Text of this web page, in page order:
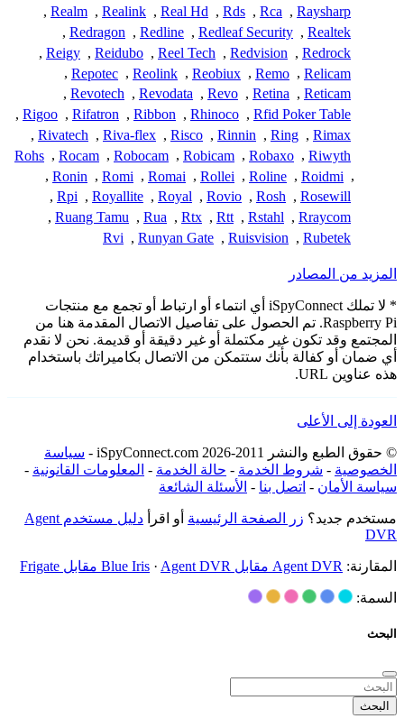
Raysharp
,
Rca
,
Rds
,
Real Hd
,
Realink
,
Realm
,
Realtek
,
Redleaf Security
,
Redline
,
Redragon
,
Redrock
,
Redvision
,
Reel Tech
,
Reidubo
,
Reigy
,
Relicam
,
Remo
,
Reobiux
,
Reolink
,
Repotec
,
Reticam
,
Retina
,
Revo
,
Revodata
,
Revotech
,
Rfid Poker Table
,
Rhinoco
,
Ribbon
,
Rifatron
,
Rigoo
,
Rimax
,
Ring
,
Rinnin
,
Risco
,
Riva-flex
,
Rivatech
,
Riwyth
,
Robaxo
,
Robicam
,
Robocam
,
Rocam
,
Rohs
,
Roidmi
,
Roline
,
Rollei
,
Romai
,
Romi
,
Ronin
,
Rosewill
,
Rosh
,
Rovio
,
Royal
,
Royallite
,
Rpi
,
Rraycom
,
Rstahl
,
Rtt
,
Rtx
,
Rua
,
Ruang Tamu
,
Rubetek
,
Ruisvision
,
Runyan Gate
,
Rvi
المزيد من المصادر
* لا تملك iSpyConnect أي انتماء أو ارتباط أو تجمع مع منتجات
Raspberry Pi. تم الحصول على تفاصيل الاتصال المقدمة هنا من
المجتمع وقد تكون غير مكتملة أو غير دقيقة أو قديمة. نحن لا نقدم
أي ضمان أو كفالة بأنك ستتمكن من الاتصال بكاميراتك باستخدام
هذه عناوين URL.
العودة إلى الأعلى
© حقوق الطبع والنشر 2011-2026 iSpyConnect.com -
سياسة
الخصوصية - شروط الخدمة - حالة الخدمة - المعلومات القانونية -
سياسة الأمان - اتصل بنا - الأسئلة الشائعة
مستخدم جديد؟ زر الصفحة الرئيسية أو اقرأ
دليل مستخدم Agent
DVR
المقارنة: Agent DVR مقابل Blue Iris · Agent DVR مقابل Frigate
السمة:
البحث
البحث